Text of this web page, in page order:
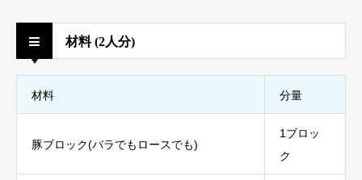
材料 (2人分)
材料 分量
豚ブロック(バラでもロースでも)
1ブロッ
ク